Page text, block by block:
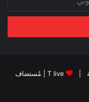
T live | مُستضاف